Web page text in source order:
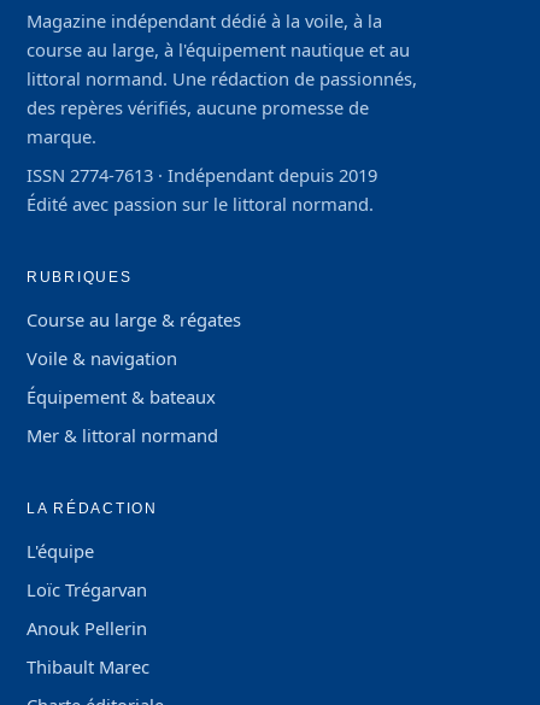
Magazine indépendant dédié à la voile, à la
course au large, à l'équipement nautique et au
littoral normand. Une rédaction de passionnés,
des repères vérifiés, aucune promesse de
marque.
ISSN 2774-7613 · Indépendant depuis 2019
Édité avec passion sur le littoral normand.
RUBRIQUES
Course au large & régates
Voile & navigation
Équipement & bateaux
Mer & littoral normand
LA RÉDACTION
L'équipe
Loïc Trégarvan
Anouk Pellerin
Thibault Marec